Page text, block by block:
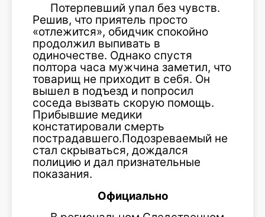
Потерпевший упал без чувств.
Решив, что приятель просто
«отлежится», обидчик спокойно
продолжил выпивать в
одиночестве. Однако спустя
полтора часа мужчина заметил, что
товарищ не приходит в себя. Он
вышел в подъезд и попросил
соседа вызвать скорую помощь.
Прибывшие медики
констатировали смерть
пострадавшего.Подозреваемый не
стал скрываться, дождался
полицию и дал признательные
показания.
Официально